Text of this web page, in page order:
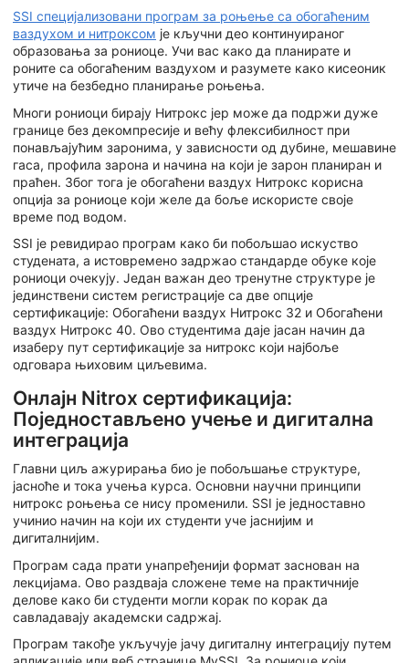
SSI специјализовани програм за роњење са обогаћеним
ваздухом и нитроксом је кључни део континуираног
образовања за рониоце. Учи вас како да планирате и
роните са обогаћеним ваздухом и разумете како кисеоник
утиче на безбедно планирање роњења.
Многи рониоци бирају Нитрокс јер може да подржи дуже
границе без декомпресије и већу флексибилност при
понављајућим заронима, у зависности од дубине, мешавине
гаса, профила зарона и начина на који је зарон планиран и
праћен. Због тога је обогаћени ваздух Нитрокс корисна
опција за рониоце који желе да боље искористе своје
време под водом.
SSI је ревидирао програм како би побољшао искуство
студената, а истовремено задржао стандарде обуке које
рониоци очекују. Један важан део тренутне структуре је
јединствени систем регистрације са две опције
сертификације: Обогаћени ваздух Нитрокс 32 и Обогаћени
ваздух Нитрокс 40. Ово студентима даје јасан начин да
изаберу пут сертификације за нитрокс који најбоље
одговара њиховим циљевима.
Онлајн Nitrox сертификација:
Поједностављено учење и дигитална
интеграција
Главни циљ ажурирања био је побољшање структуре,
јасноће и тока учења курса. Основни научни принципи
нитрокс роњења се нису променили. SSI је једноставно
учинио начин на који их студенти уче јаснијим и
дигиталнијим.
Програм сада прати унапређенији формат заснован на
лекцијама. Ово раздваја сложене теме на практичније
делове како би студенти могли корак по корак да
савладавају академски садржај.
Програм такође укључује јачу дигиталну интеграцију путем